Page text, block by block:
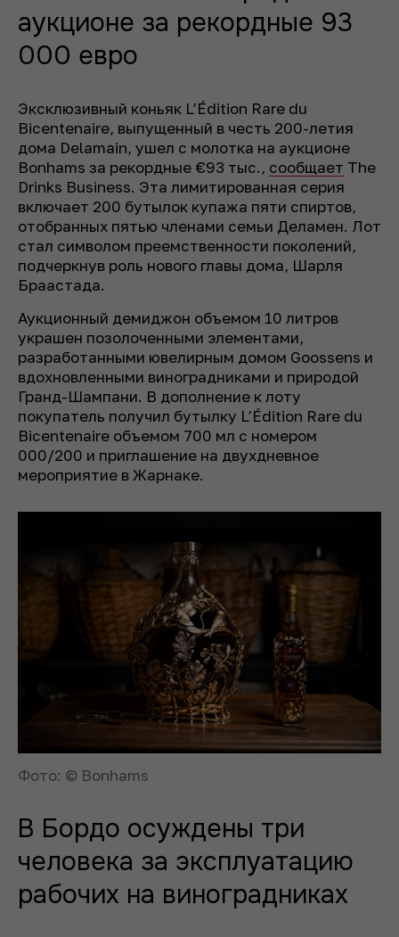
аукционе за рекордные 93
000 евро
Эксклюзивный коньяк L’Édition Rare du
Bicentenaire, выпущенный в честь 200-летия
дома Delamain, ушел с молотка на аукционе
Bonhams за рекордные €93 тыс., сообщает The
Drinks Business. Эта лимитированная серия
включает 200 бутылок купажа пяти спиртов,
отобранных пятью членами семьи Деламен. Лот
стал символом преемственности поколений,
подчеркнув роль нового главы дома, Шарля
Браастада.
Аукционный демиджон объемом 10 литров
украшен позолоченными элементами,
разработанными ювелирным домом Goossens и
вдохновленными виноградниками и природой
Гранд-Шампани. В дополнение к лоту
покупатель получил бутылку L’Édition Rare du
Bicentenaire объемом 700 мл с номером
000/200 и приглашение на двухдневное
мероприятие в Жарнаке.
Фото: © Bonhams
В Бордо осуждены три
человека за эксплуатацию
рабочих на виноградниках